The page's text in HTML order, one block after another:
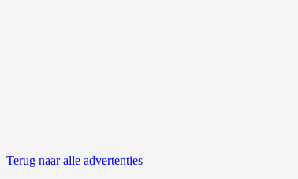
Terug naar alle advertenties